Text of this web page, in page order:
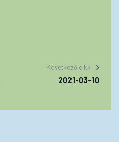
Következő cikk
2021-03-10